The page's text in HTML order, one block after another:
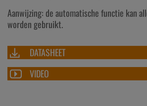
Aanwijzing: de automatische functie kan
worden gebruikt.
DATASHEET
VIDEO